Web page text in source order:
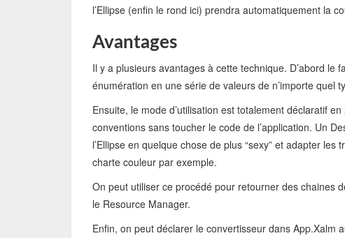
l’Ellipse (enfin le rond ici) prendra automatiquement la
Avantages
Il y a plusieurs avantages à cette technique. D’abord le
énumération en une série de valeurs de n’importe quel
Ensuite, le mode d’utilisation est totalement déclaratif
conventions sans toucher le code de l’application. Un
l’Ellipse en quelque chose de plus “sexy” et adapter
charte couleur par exemple.
On peut utiliser ce procédé pour retourner des chaines
le Resource Manager.
Enfin, on peut déclarer le convertisseur dans App.Xalm